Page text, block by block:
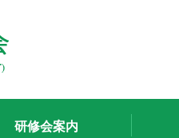
研修会案内